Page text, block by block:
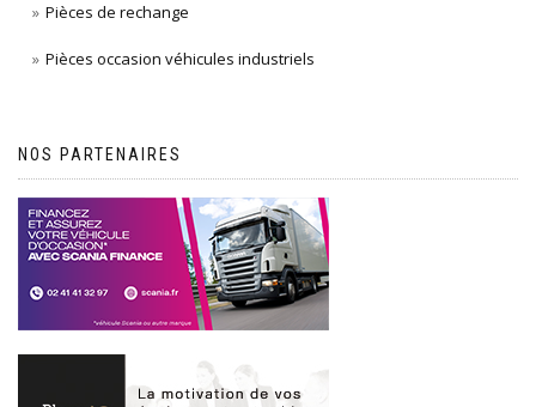
Pièces de rechange
Pièces occasion véhicules industriels
NOS PARTENAIRES